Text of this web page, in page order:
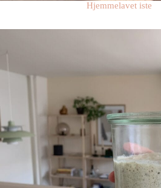
Hjemmelavet iste